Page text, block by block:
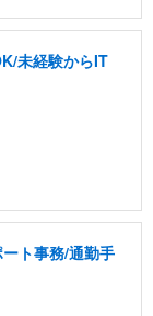
未経験からIT
ト事務/通勤手